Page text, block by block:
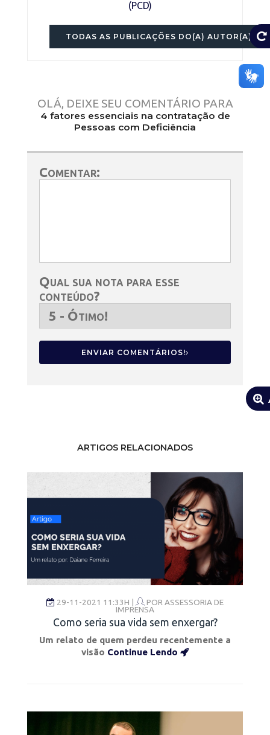
(PCD)
TODAS AS PUBLICAÇÕES DO(A) AUTOR(A)
OLÁ, DEIXE SEU COMENTÁRIO PARA
4 fatores essenciais na contratação de
Pessoas com Deficiência
Comentar:
Qual sua nota para esse
conteúdo?
ENVIAR COMENTÁRIOS!
ARTIGOS RELACIONADOS
29-11-2021 11:33H | PORASSESSORIA DE
IMPRENSA
Como seria sua vida sem enxergar?
Um relato de quem perdeu recentemente a
visão Continue Lendo